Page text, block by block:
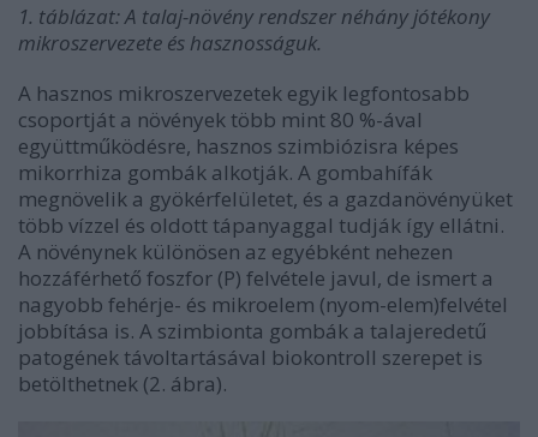
1. táblázat: A talaj-növény rendszer néhány jótékony
mikroszervezete és hasznosságuk.
A hasznos mikroszervezetek egyik legfontosabb
csoportját a növények több mint 80 %-ával
együttműködésre, hasznos szimbiózisra képes
mikorrhiza gombák alkotják. A gombahífák
megnövelik a gyökérfelületet, és a gazdanövényüket
több vízzel és oldott tápanyaggal tudják így ellátni.
A növénynek különösen az egyébként nehezen
hozzáférhető foszfor (P) felvétele javul, de ismert a
nagyobb fehérje- és mikroelem (nyom-elem)felvétel
jobbítása is. A szimbionta gombák a talajeredetű
patogének távoltartásával biokontroll szerepet is
betölthetnek (2. ábra).